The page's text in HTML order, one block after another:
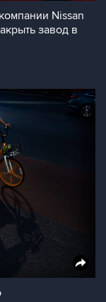
Nissan
завод в